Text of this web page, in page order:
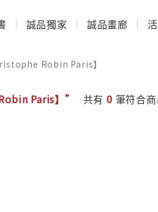
誠品獨家 誠品畫廊
Robin Paris】
Paris】” 共有0 筆符合